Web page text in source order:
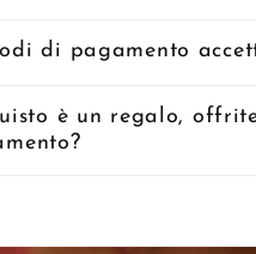
di pagamento
è un regalo,